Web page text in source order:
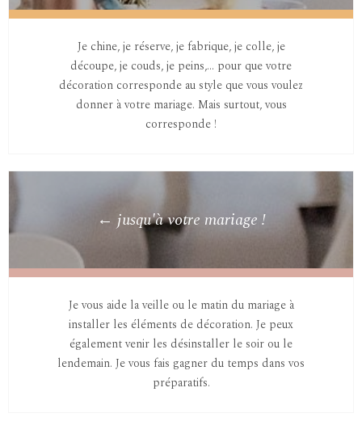
Je chine, je réserve, je fabrique, je colle, je
découpe, je couds, je peins,… pour que votre
décoration corresponde au style que vous voulez
donner à votre mariage. Mais surtout, vous
corresponde !
← jusqu'à votre mariage !
Je vous aide la veille ou le matin du mariage à
installer les éléments de décoration. Je peux
également venir les désinstaller le soir ou le
lendemain. Je vous fais gagner du temps dans vos
préparatifs.